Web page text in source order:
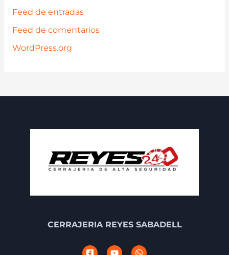
Feed de entradas
Feed de comentarios
WordPress.org
CERRAJERIA REYES SABADELL